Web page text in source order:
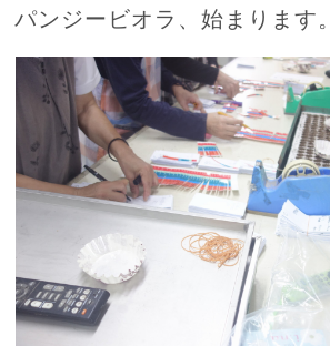
パンジービオラ、始まります。